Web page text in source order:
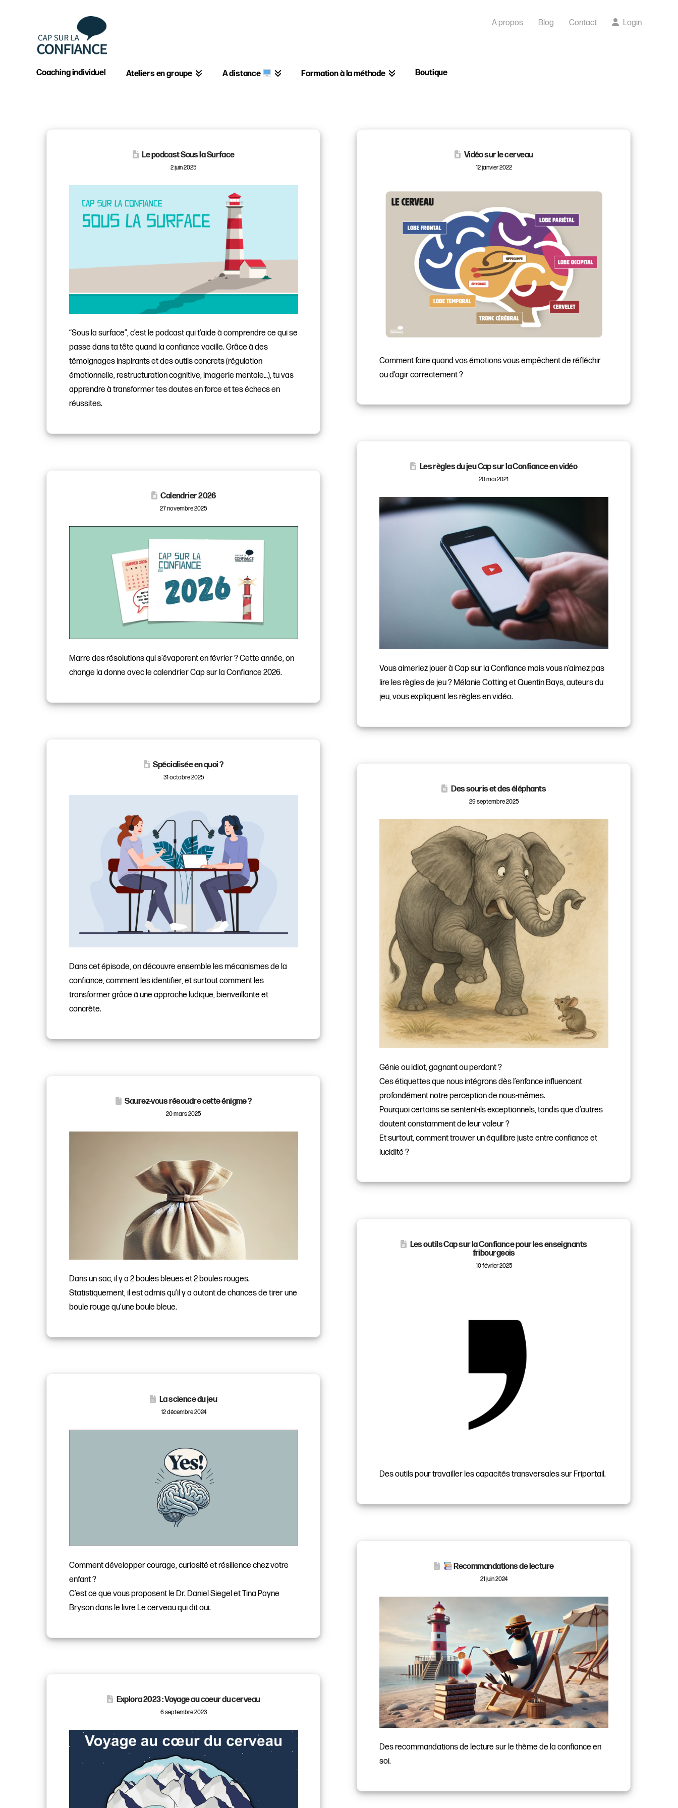
A propos Blog Contact Login
Coaching individuel Ateliers en groupe A distance Formation à la méthode Boutique
Le podcast Sous la Surface
2 juin 2025
“Sous la surface”, c’est le podcast qui t’aide à comprendre ce qui se
passe dans ta tête quand la confiance vacille. Grâce à des
témoignages inspirants et des outils concrets (régulation
émotionnelle, restructuration cognitive, imagerie mentale…), tu vas
apprendre à transformer tes doutes en force et tes échecs en
réussites.
Vidéo sur le cerveau
12 janvier 2022
Comment faire quand vos émotions vous empêchent de réfléchir
ou d’agir correctement ?
Les règles du jeu Cap sur la Confiance en vidéo
20 mai 2021
Vous aimeriez jouer à Cap sur la Confiance mais vous n’aimez pas
lire les règles de jeu ? Mélanie Cotting et Quentin Bays, auteurs du
jeu, vous expliquent les règles en vidéo.
Calendrier 2026
27 novembre 2025
Marre des résolutions qui s’évaporent en février ? Cette année, on
change la donne avec le calendrier Cap sur la Confiance 2026.
Spécialisée en quoi ?
31 octobre 2025
Dans cet épisode, on découvre ensemble les mécanismes de la
confiance, comment les identifier, et surtout comment les
transformer grâce à une approche ludique, bienveillante et
concrète.
Des souris et des éléphants
29 septembre 2025
Génie ou idiot, gagnant ou perdant ?
Ces étiquettes que nous intégrons dès l’enfance influencent
profondément notre perception de nous-mêmes.
Pourquoi certains se sentent-ils exceptionnels, tandis que d’autres
doutent constamment de leur valeur ?
Et surtout, comment trouver un équilibre juste entre confiance et
lucidité ?
Saurez-vous résoudre cette énigme ?
20 mars 2025
Dans un sac, il y a 2 boules bleues et 2 boules rouges.
Statistiquement, il est admis qu’il y a autant de chances de tirer une
boule rouge qu’une boule bleue.
Les outils Cap sur la Confiance pour les enseignants
fribourgeois
10 février 2025
Des outils pour travailler les capacités transversales sur Friportail.
La science du jeu
12 décembre 2024
Comment développer courage, curiosité et résilience chez votre
enfant ?
C’est ce que vous proposent le Dr. Daniel Siegel et Tina Payne
Bryson dans le livre Le cerveau qui dit oui.
Recommandations de lecture
21 juin 2024
Des recommandations de lecture sur le thème de la confiance en
soi.
Explora 2023 : Voyage au coeur du cerveau
6 septembre 2023